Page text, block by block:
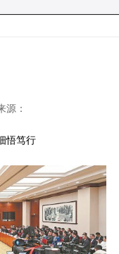
源：
悟笃行